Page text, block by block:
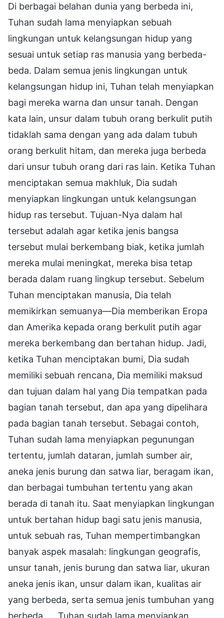
Di berbagai belahan dunia yang berbeda ini,
Tuhan sudah lama menyiapkan sebuah
lingkungan untuk kelangsungan hidup yang
sesuai untuk setiap ras manusia yang berbeda-
beda. Dalam semua jenis lingkungan untuk
kelangsungan hidup ini, Tuhan telah menyiapkan
bagi mereka warna dan unsur tanah. Dengan
kata lain, unsur dalam tubuh orang berkulit putih
tidaklah sama dengan yang ada dalam tubuh
orang berkulit hitam, dan mereka juga berbeda
dari unsur tubuh orang dari ras lain. Ketika Tuhan
menciptakan semua makhluk, Dia sudah
menyiapkan lingkungan untuk kelangsungan
hidup ras tersebut. Tujuan-Nya dalam hal
tersebut adalah agar ketika jenis bangsa
tersebut mulai berkembang biak, ketika jumlah
mereka mulai meningkat, mereka bisa tetap
berada dalam ruang lingkup tersebut. Sebelum
Tuhan menciptakan manusia, Dia telah
memikirkan semuanya—Dia memberikan Eropa
dan Amerika kepada orang berkulit putih agar
mereka berkembang dan bertahan hidup. Jadi,
ketika Tuhan menciptakan bumi, Dia sudah
memiliki sebuah rencana, Dia memiliki maksud
dan tujuan dalam hal yang Dia tempatkan pada
bagian tanah tersebut, dan apa yang dipelihara
pada bagian tanah tersebut. Sebagai contoh,
Tuhan sudah lama menyiapkan pegunungan
tertentu, jumlah dataran, jumlah sumber air,
aneka jenis burung dan satwa liar, beragam ikan,
dan berbagai tumbuhan tertentu yang akan
berada di tanah itu. Saat menyiapkan lingkungan
untuk bertahan hidup bagi satu jenis manusia,
untuk sebuah ras, Tuhan mempertimbangkan
banyak aspek masalah: lingkungan geografis,
unsur tanah, jenis burung dan satwa liar, ukuran
aneka jenis ikan, unsur dalam ikan, kualitas air
yang berbeda, serta semua jenis tumbuhan yang
berbeda .... Tuhan sudah lama menyiapkan